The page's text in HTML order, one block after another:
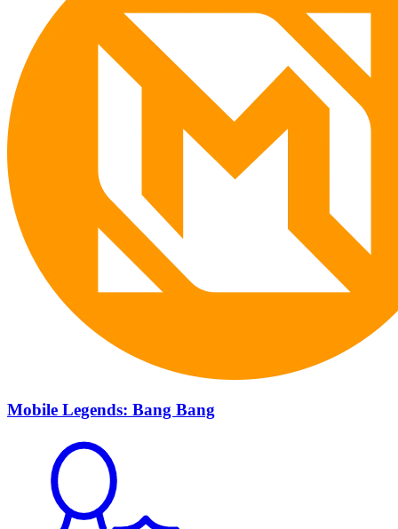
Mobile Legends: Bang Bang